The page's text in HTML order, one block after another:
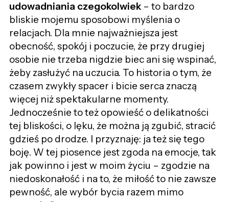
udowadniania czegokolwiek– to bardzo
bliskie mojemu sposobowi myślenia o
relacjach. Dla mnie najważniejsza jest
obecność, spokój i poczucie, że przy drugiej
osobie nie trzeba nigdzie biec ani się wspinać,
żeby zasłużyć na uczucia. To historia o tym, że
czasem zwykły spacer i bicie serca znaczą
więcej niż spektakularne momenty.
Jednocześnie to też opowieść o delikatności
tej bliskości, o lęku, że można ją zgubić, stracić
gdzieś po drodze. I przyznaję: ja też się tego
boję. W tej piosence jest zgoda na emocje, tak
jak powinno i jest w moim życiu – zgodzie na
niedoskonałość i na to, że miłość to nie zawsze
pewność, ale wybór bycia razem mimo